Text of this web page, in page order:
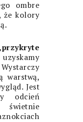
ombre
że kolory
warstwą,
Jest
odcień